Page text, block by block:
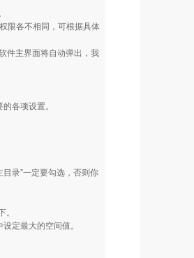
限各不相同，可根据具体
件主界面将自动弹出，我
各项设置。
录”一定要勾选，否则你
定最大的空间值。